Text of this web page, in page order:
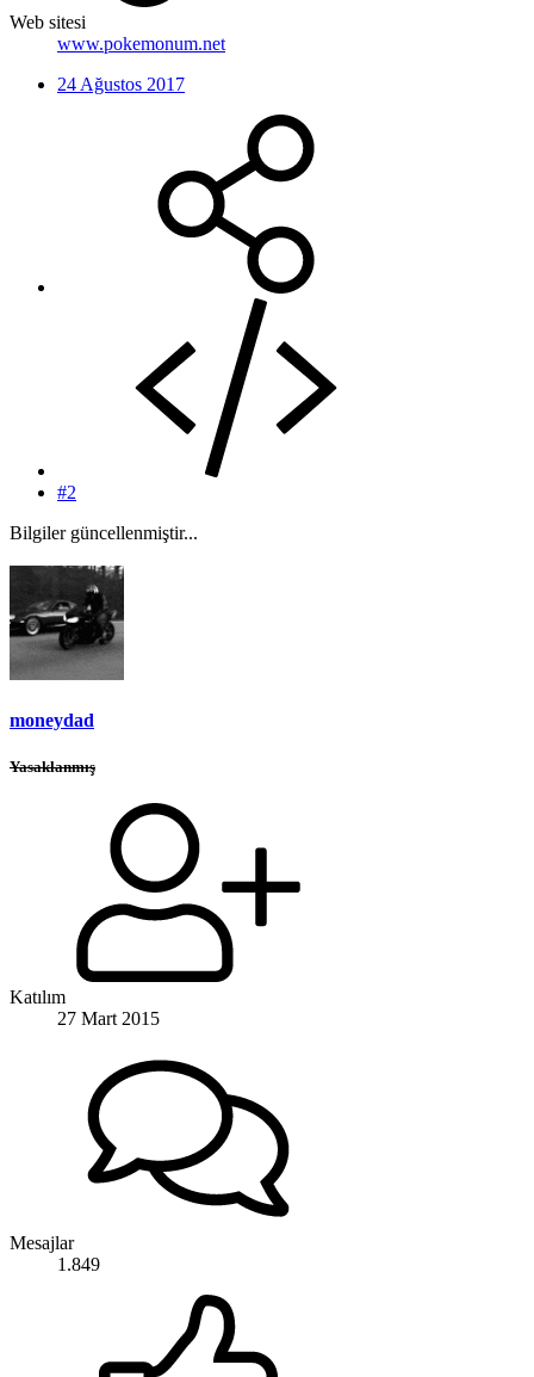
Web sitesi
www.pokemonum.net
24 Ağustos 2017
#2
Bilgiler güncellenmiştir...
moneydad
Yasaklanmış
Katılım
27 Mart 2015
Mesajlar
1.849